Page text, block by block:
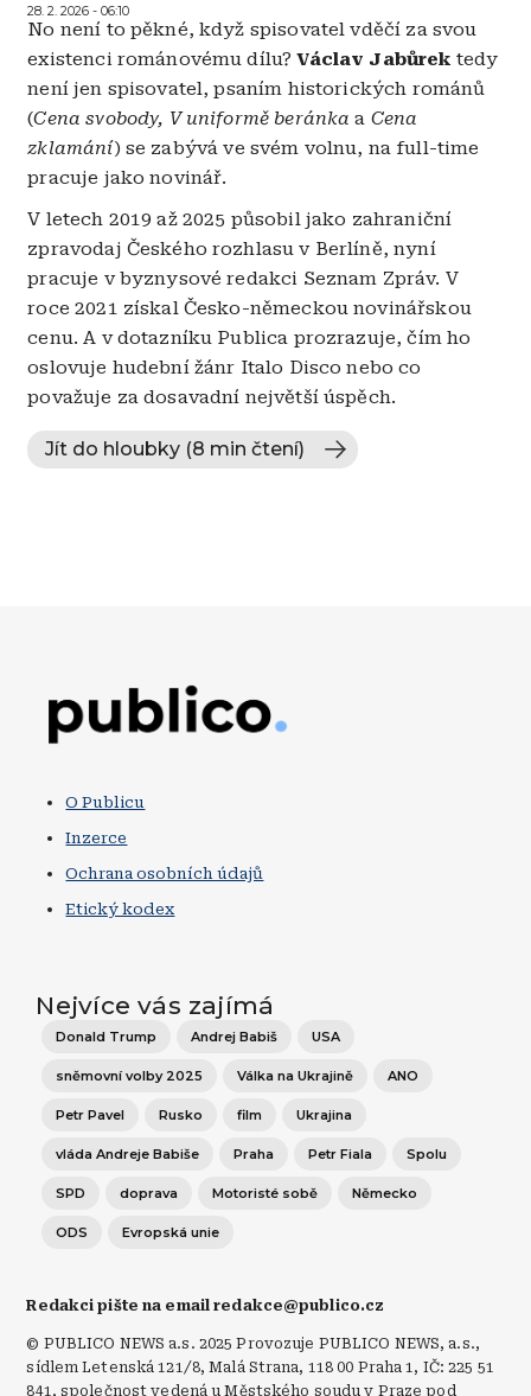
28. 2. 2026 - 06:10
No není to pěkné, když spisovatel vděčí za svou
existenci románovému dílu?Václav Jabůrek tedy
není jen spisovatel, psaním historických románů
(Cena svobody, V uniformě beránkaa Cena
zklamání) se zabývá ve svém volnu, na full-time
pracuje jako novinář.
V letech 2019 až 2025 působil jako zahraniční
zpravodaj Českého rozhlasu v Berlíně, nyní
pracuje v byznysové redakci Seznam Zpráv. V
roce 2021 získal Česko-německou novinářskou
cenu. A v dotazníku Publica prozrazuje, čím ho
oslovuje hudební žánr Italo Disco nebo co
považuje za dosavadní největší úspěch.
Jít do hloubky (8 min čtení)
O Publicu
Inzerce
Ochrana osobních údajů
Etický kodex
Nejvíce vás zajímá
Donald Trump Andrej Babiš USA
sněmovní volby 2025 Válka na Ukrajině ANO
Petr Pavel Rusko film Ukrajina
vláda Andreje Babiše Praha Petr Fiala Spolu
SPD doprava Motoristé sobě Německo
ODS Evropská unie
Redakci pište na email redakce@publico.cz
© PUBLICO NEWS a.s. 2025 Provozuje PUBLICO NEWS, a.s.,
sídlem Letenská 121/8, Malá Strana, 118 00 Praha 1, IČ: 225 51
841, společnost vedená u Městského soudu v Praze pod